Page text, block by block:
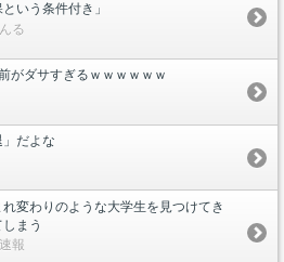
いう条件付き」
る
がダサすぎるｗｗｗｗｗｗ
だよな
変わりのような大学生を見つけてき
まう
報